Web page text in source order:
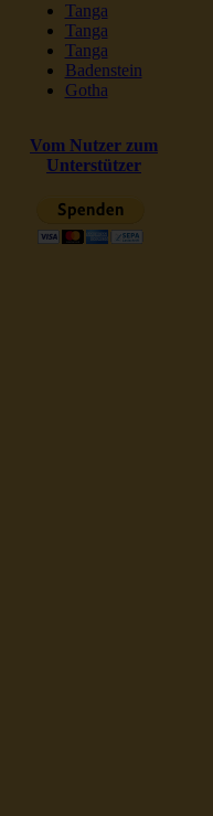
Tanga
Tanga
Tanga
Badenstein
Gotha
Vom Nutzer zum
Unterstützer